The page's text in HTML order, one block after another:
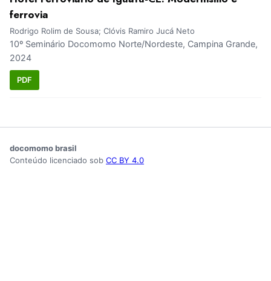
ferrovia
Rodrigo Rolim de Sousa; Clóvis Ramiro Jucá Neto
10º Seminário Docomomo Norte/Nordeste, Campina Grande,
2024
PDF
docomomo brasil
Conteúdo licenciado sob CC BY 4.0